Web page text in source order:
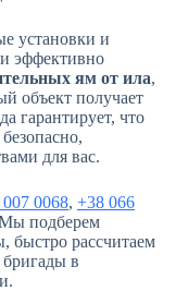
установки и
эффективно
ям от ила,
объект получает
гарантирует, что
для вас.
0068, +38 066
Мы подберем
быстро рассчитаем
в